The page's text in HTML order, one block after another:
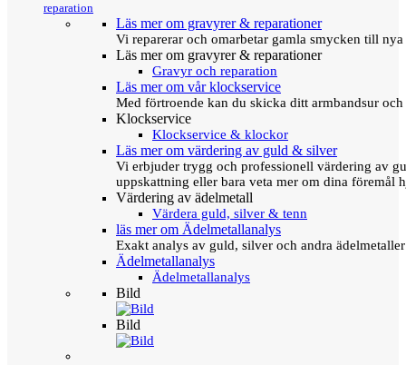
reparation
Läs mer om gravyrer & reparationer
Vi reparerar och omarbetar gamla smycken till
Läs mer om gravyrer & reparationer
Gravyr och reparation
Läs mer om vår klockservice
Med förtroende kan du skicka ditt armbandsur
Klockservice
Klockservice & klockor
Läs mer om värdering av guld & silver
Vi erbjuder trygg och professionell värdering av
uppskattning eller bara veta mer om dina föremål
Värdering av ädelmetall
Värdera guld, silver & tenn
läs mer om Ädelmetallanalys
Exakt analys av guld, silver och andra
Ädelmetallanalys
Ädelmetallanalys
Bild
Bild